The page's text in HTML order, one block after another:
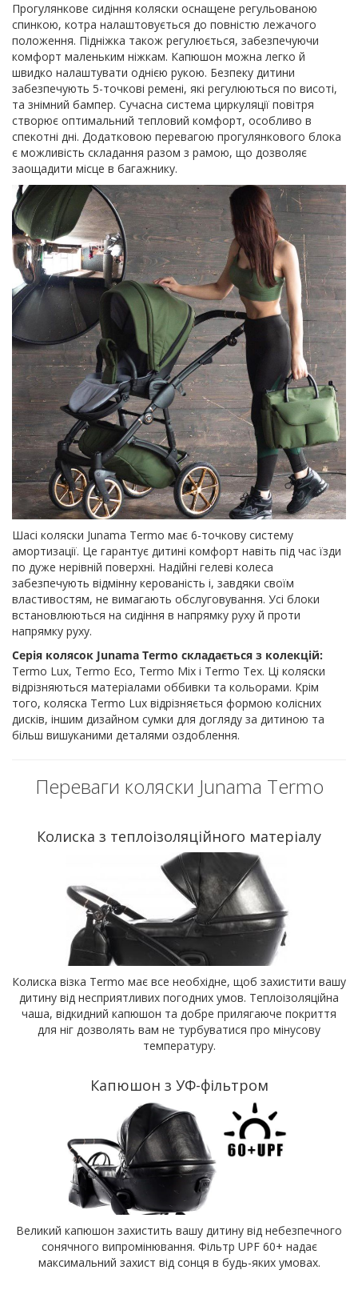
Прогулянкове сидіння коляски оснащене регульованою
спинкою, котра налаштовується до повністю лежачого
положення. Підніжка також регулюється, забезпечуючи
комфорт маленьким ніжкам. Капюшон можна легко й
швидко налаштувати однією рукою. Безпеку дитини
забезпечують 5-точкові ремені, які регулюються по висоті,
та знімний бампер. Сучасна система циркуляції повітря
створює оптимальний тепловий комфорт, особливо в
спекотні дні. Додатковою перевагою прогулянкового блока
є можливість складання разом з рамою, що дозволяє
заощадити місце в багажнику.
Шасі коляски Junama Termo має 6-точкову систему
амортизації. Це гарантує дитині комфорт навіть під час їзди
по дуже нерівній поверхні. Надійні гелеві колеса
забезпечують відмінну керованість і, завдяки своїм
властивостям, не вимагають обслуговування. Усі блоки
встановлюються на сидіння в напрямку руху й проти
напрямку руху.
Серія колясок Junama Termo складається з колекцій:
Termo Lux, Termo Eco, Termo Mix і Termo Tex. Ці коляски
відрізняються матеріалами оббивки та кольорами. Крім
того, коляска Termo Lux відрізняється формою колісних
дисків, іншим дизайном сумки для догляду за дитиною та
більш вишуканими деталями оздоблення.
Переваги коляски Junama Termo
Колиска з теплоізоляційного матеріалу
Колиска візка Termo має все необхідне, щоб захистити вашу
дитину від несприятливих погодних умов. Теплоізоляційна
чаша, відкидний капюшон та добре прилягаюче покриття
для ніг дозволять вам не турбуватися про мінусову
температуру.
Капюшон з УФ-фільтром
Великий капюшон захистить вашу дитину від небезпечного
сонячного випромінювання. Фільтр UPF 60+ надає
максимальний захист від сонця в будь-яких умовах.